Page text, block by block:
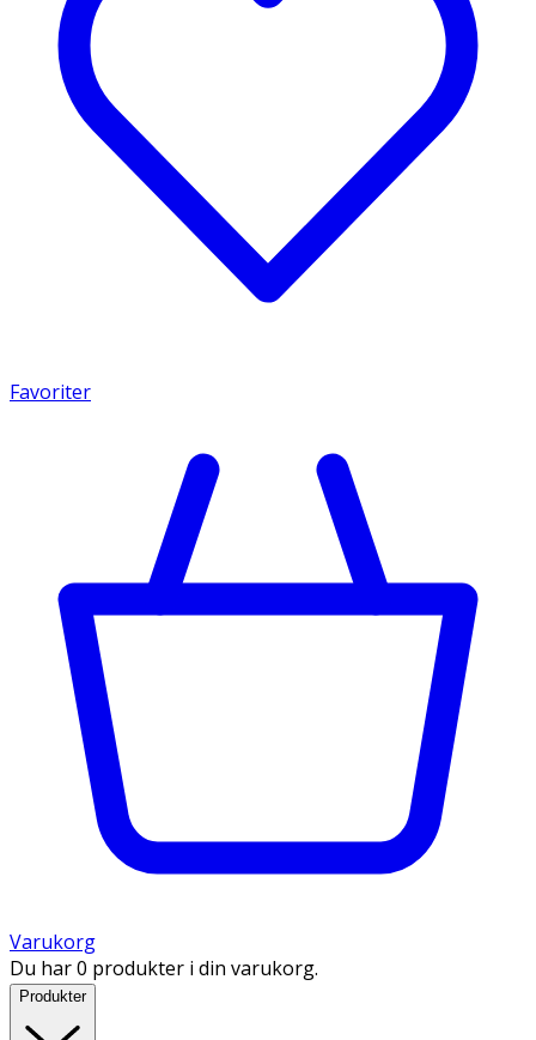
Favoriter
Varukorg
Du har 0 produkter i din varukorg.
Produkter